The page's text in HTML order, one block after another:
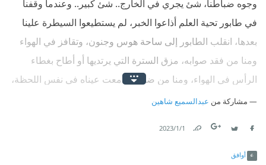
وجوه ضباطنا، شئ يجري في الخارج.. شئ كبير.. وعندما وقفنا
في طابور تحية العلم أذاعوا الخبر، لم يستطيعوا السيطرة علينا
بعدها، انقلب الطابور إلى ساحة هوس وجنون، وتقافز في الهواء
ومنا من فقد صوابه، مزق السترة التي يرتديها أو أطاح بغطاء
الرأس في الهواء، ومنا من ضحك ودمعت عيناه في نفس اللحظة،
كانت قلوبنا زعلانة خزيانة وما صدقنا أن فرحنا..
مشاركة من عبدالسميع شاهين
1‏/1‏/2023
أوافق